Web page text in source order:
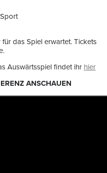
das Spiel erwartet. Tickets
Auswärtsspiel findet ihr hier
ANSCHAUEN